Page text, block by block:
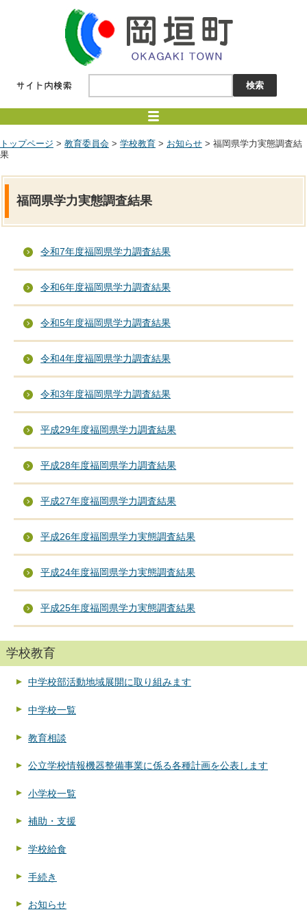
トップページ > 教育委員会 > 学校教育 > お知らせ > 福岡県学力実態調査結
果
福岡県学力実態調査結果
令和7年度福岡県学力調査結果
令和6年度福岡県学力調査結果
令和5年度福岡県学力調査結果
令和4年度福岡県学力調査結果
令和3年度福岡県学力調査結果
平成29年度福岡県学力調査結果
平成28年度福岡県学力調査結果
平成27年度福岡県学力調査結果
平成26年度福岡県学力実態調査結果
平成24年度福岡県学力実態調査結果
平成25年度福岡県学力実態調査結果
学校教育
中学校部活動地域展開に取り組みます
中学校一覧
教育相談
公立学校情報機器整備事業に係る各種計画を公表します
小学校一覧
補助・支援
学校給食
手続き
お知らせ